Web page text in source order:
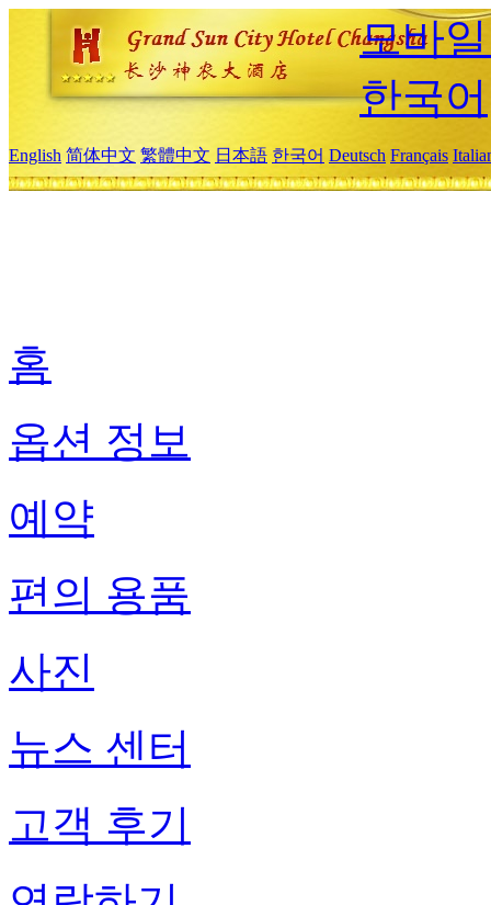
모바
한국어
English 简体中文 繁體中文 日本語 한국어 Deutsch Français
홈
옵션 정보
예약
편의 용품
사진
뉴스 센터
고객 후기